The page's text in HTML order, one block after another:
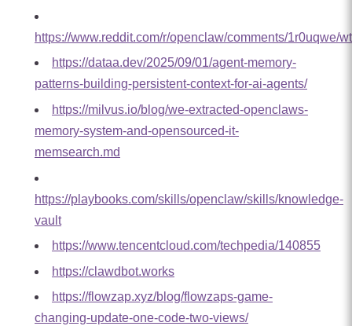
https://www.reddit.com/r/openclaw/comments/1r0uqwe/
https://dataa.dev/2025/09/01/agent-memory-
patterns-building-persistent-context-for-ai-agents/
https://milvus.io/blog/we-extracted-openclaws-
memory-system-and-opensourced-it-
memsearch.md
https://playbooks.com/skills/openclaw/skills/knowledge-
vault
https://www.tencentcloud.com/techpedia/140855
https://clawdbot.works
https://flowzap.xyz/blog/flowzaps-game-
changing-update-one-code-two-views/